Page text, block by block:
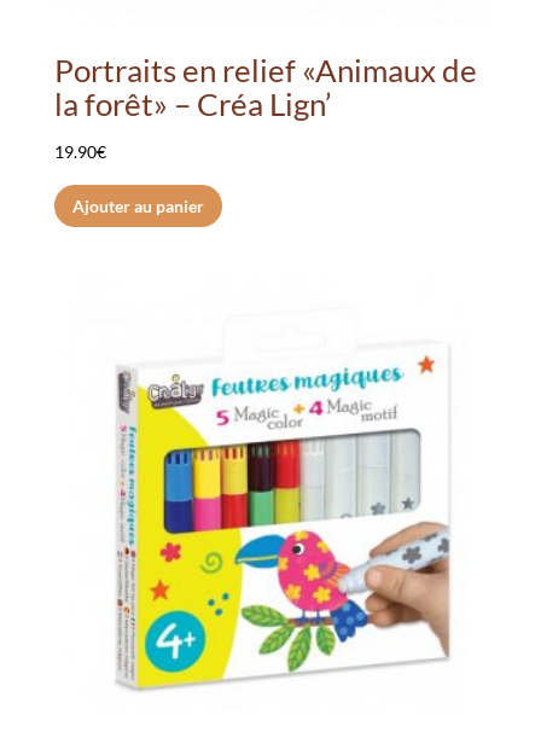
Portraits en relief «Animaux de
la forêt» – Créa Lign’
19.90€
Ajouter au panier